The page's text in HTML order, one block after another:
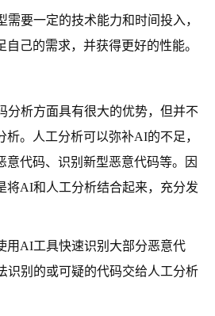
需要一定的技术能力和时间投入，
自己的需求，并获得更好的性能。
分析方面具有很大的优势，但并不
析。人工分析可以弥补AI的不足，
意代码、识别新型恶意代码等。因
将AI和人工分析结合起来，充分发
用AI工具快速识别大部分恶意代
识别的或可疑的代码交给人工分析